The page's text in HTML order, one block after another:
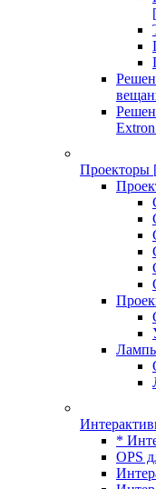
Extron
Проекторы
*
OPS